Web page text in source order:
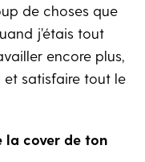
de choses que
j’étais tout
encore plus,
et satisfaire tout le
la cover de ton